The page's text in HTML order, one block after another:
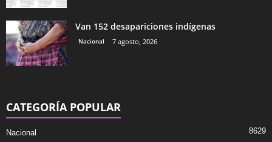
Van 152 desapariciones indígenas
Nacional 7 agosto, 2026
CATEGORÍA POPULAR
Nacional 8629